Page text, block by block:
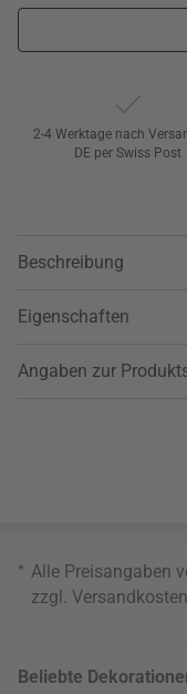
2-4 Werktage nach
DE per Swiss Post
Beschreibung
Eigenschaften
Angaben zur
* Alle Preisangaben
zzgl. Versandkosten
Beliebte